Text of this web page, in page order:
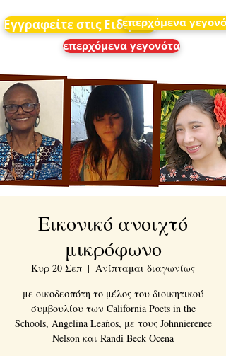
Εγγραφείτε στις Ειδήσεις
επερχόμενα
επερχόμενα γεγονότα
Εικονικό ανοιχτό
μικρόφωνο
Κυρ 20 Σεπ
  |
Ανίπταμαι διαγωνίως
με οικοδεσπότη το μέλος του διοικητικού
συμβουλίου των California Poets in the
Schools, Angelina Leaños, με τους Johnnierenee
Nelson και Randi Beck Ocena